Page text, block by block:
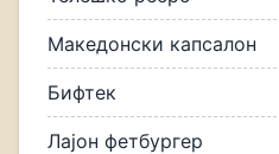
Македонски капсалон
Бифтек
Лајон фетбургер